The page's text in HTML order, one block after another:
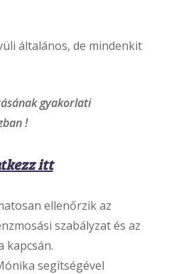
általános, de mindenkit
gyakorlati
!
itt
ellenőrzik az
szabályzat és az
kapcsán.
segítségével